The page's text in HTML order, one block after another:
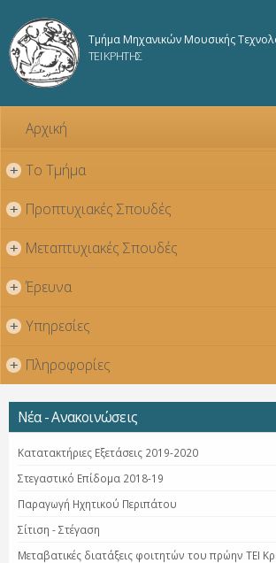
κυρίως
Τμήμα Μηχανικών Μουσικής
ΤΕΙ ΚΡΗΤΗΣ
Αρχική
+ Το Τμήμα
+ Προπτυχιακές Σπουδές
+ Μεταπτυχιακές Σπουδές
+ Έρευνα
+ Υπηρεσίες
+ Πληροφορίες
Νέα - Ανακοινώσεις
Κατατακτήριες Εξετάσεις 2019-2020
Στεγαστικό Επίδομα 2018-19
Παραγωγή Ηχητικού Περιπάτου
Σίτιση - Στέγαση
Μεταβατικές διατάξεις φοιτητών του πρώην ΤΕΙ